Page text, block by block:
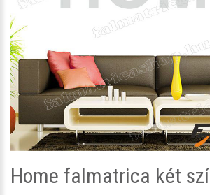
Home falmatrica két